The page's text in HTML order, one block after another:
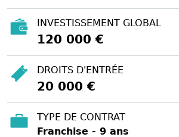
INVESTISSEMENT GLOBAL
120 000 €
DROITS D'ENTRÉE
20 000 €
TYPE DE CONTRAT
Franchise - 9 ans